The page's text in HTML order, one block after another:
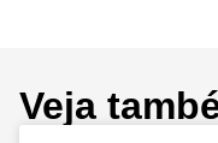
Veja